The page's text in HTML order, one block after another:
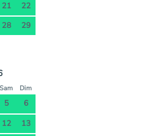
21
22
28
29
Sam Dim
5
6
12
13